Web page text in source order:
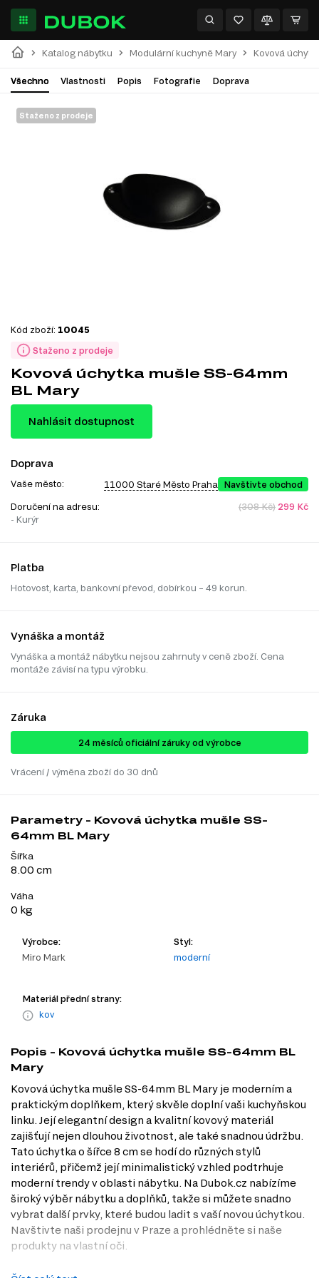
Katalog nábytku Modulární kuchyně Mary Kovová
Všechno Vlastnosti Popis Fotografie Doprava
Staženo z prodeje
Staženo z prodeje
Kód zboží: 10045
Kovová úchytka mušle SS-64mm
BL Mary
Nahlásit dostupnost
Doprava
Vaše město: 11000 Staré Město Praha Navštivte obchod
Doručení na adresu:
- Kurýr
(308 Kč) 299 Kč
Platba
Hotovost, karta, bankovní převod, dobírkou – 49 korun.
Vynáška a montáž
Vynáška a montáž nábytku nejsou zahrnuty v ceně zboží. Cena
montáže závisí na typu výrobku.
Záruka
24 ​​​​měsíců oficiální záruky od výrobce
Vrácení / výměna zboží do 30 dnů
Parametry - Kovová úchytka mušle SS-
64mm BL Mary
Šířka
8.00 cm
Váha
0 kg
Výrobce:
Miro Mark
Styl:
moderní
Materiál přední strany:
kov
Popis - Kovová úchytka mušle SS-64mm BL
Mary
Kovová úchytka mušle SS-64mm BL Mary je moderním a
praktickým doplňkem, který skvěle doplní vaši kuchyňskou
linku. Její elegantní design a kvalitní kovový materiál
zajišťují nejen dlouhou životnost, ale také snadnou údržbu.
Tato úchytka o šířce 8 cm se hodí do různých stylů
interiérů, přičemž její minimalistický vzhled podtrhuje
moderní trendy v oblasti nábytku. Na Dubok.cz nabízíme
široký výběr nábytku a doplňků, takže si můžete snadno
vybrat další prvky, které budou ladit s vaší novou úchytkou.
Navštivte naši prodejnu v Praze a prohlédněte si naše
produkty na vlastní oči.
Charakteristiky, vlastnosti a výhody